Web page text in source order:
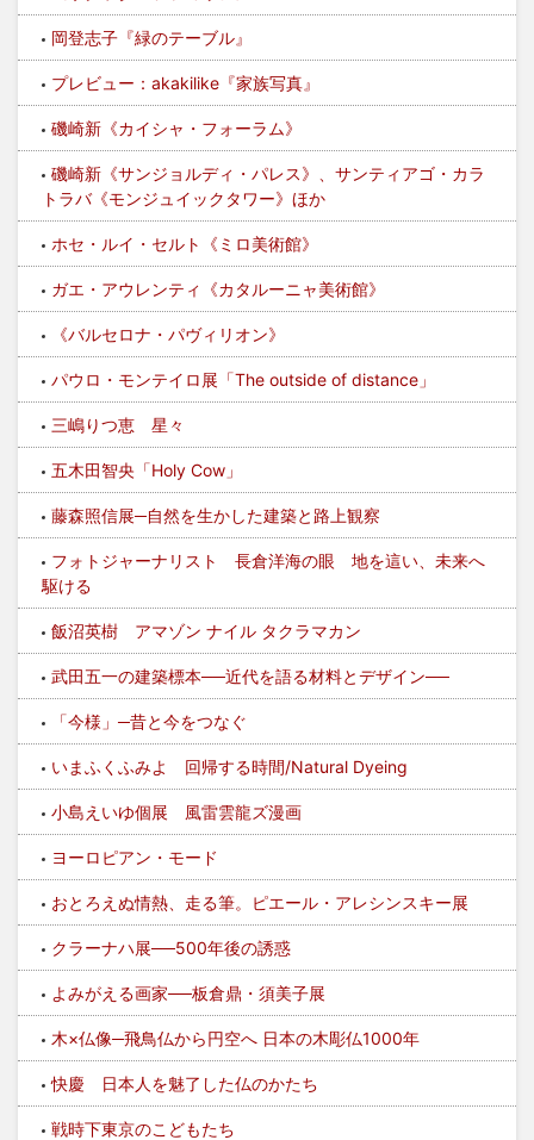
岡登志子『緑のテーブル』
プレビュー：akakilike『家族写真』
磯崎新《カイシャ・フォーラム》
磯崎新《サンジョルディ・パレス》、サンティアゴ・カラ
トラバ《モンジュイックタワー》ほか
ホセ・ルイ・セルト《ミロ美術館》
ガエ・アウレンティ《カタルーニャ美術館》
《バルセロナ・パヴィリオン》
パウロ・モンテイロ展「The outside of distance」
三嶋りつ恵 星々
五木田智央「Holy Cow」
藤森照信展─自然を生かした建築と路上観察
フォトジャーナリスト 長倉洋海の眼 地を這い、未来へ
駆ける
飯沼英樹 アマゾン ナイル タクラマカン
武田五一の建築標本──近代を語る材料とデザイン──
「今様」─昔と今をつなぐ
いまふくふみよ 回帰する時間/Natural Dyeing
小島えいゆ個展 風雷雲龍ズ漫画
ヨーロピアン・モード
おとろえぬ情熱、走る筆。ピエール・アレシンスキー展
クラーナハ展──500年後の誘惑
よみがえる画家──板倉鼎・須美子展
木×仏像─飛鳥仏から円空へ 日本の木彫仏1000年
快慶 日本人を魅了した仏のかたち
戦時下東京のこどもたち